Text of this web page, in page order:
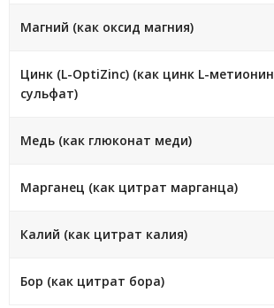
Магний (как оксид магния)
Цинк (L-OptiZinc) (как цинк L-метионин
сульфат)
Медь (как глюконат меди)
Марганец (как цитрат марганца)
Калий (как цитрат калия)
Бор (как цитрат бора)